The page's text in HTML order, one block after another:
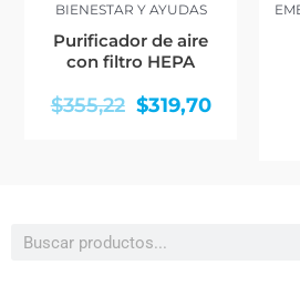
Search
BIENESTAR Y AYUDAS
Purificador de aire
con filtro HEPA
$355,22 $319,70